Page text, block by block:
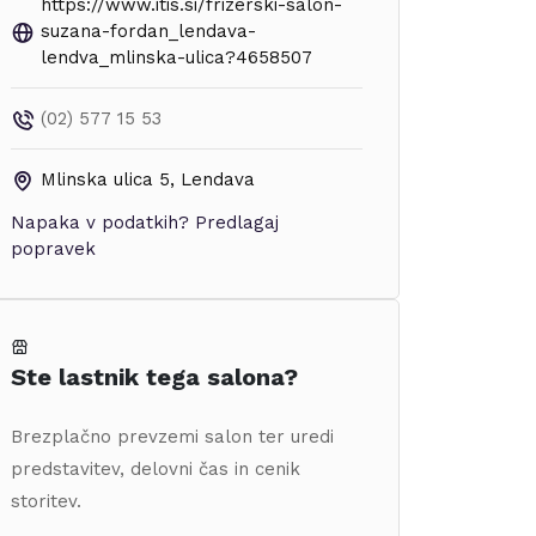
https://www.itis.si/frizerski-salon-
suzana-fordan_lendava-
lendva_mlinska-ulica?4658507
(02) 577 15 53
Mlinska ulica 5, Lendava
Napaka v podatkih? Predlagaj
popravek
Ste lastnik tega salona?
Brezplačno prevzemi salon ter uredi
predstavitev, delovni čas in cenik
storitev.